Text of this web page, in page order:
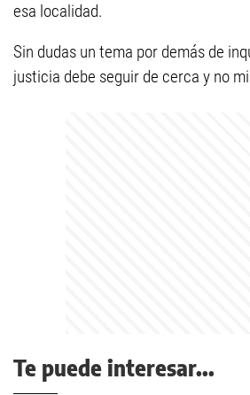
esa localidad.
Sin dudas un tema por demás de
justicia debe seguir de cerca y no
Te puede interesar...